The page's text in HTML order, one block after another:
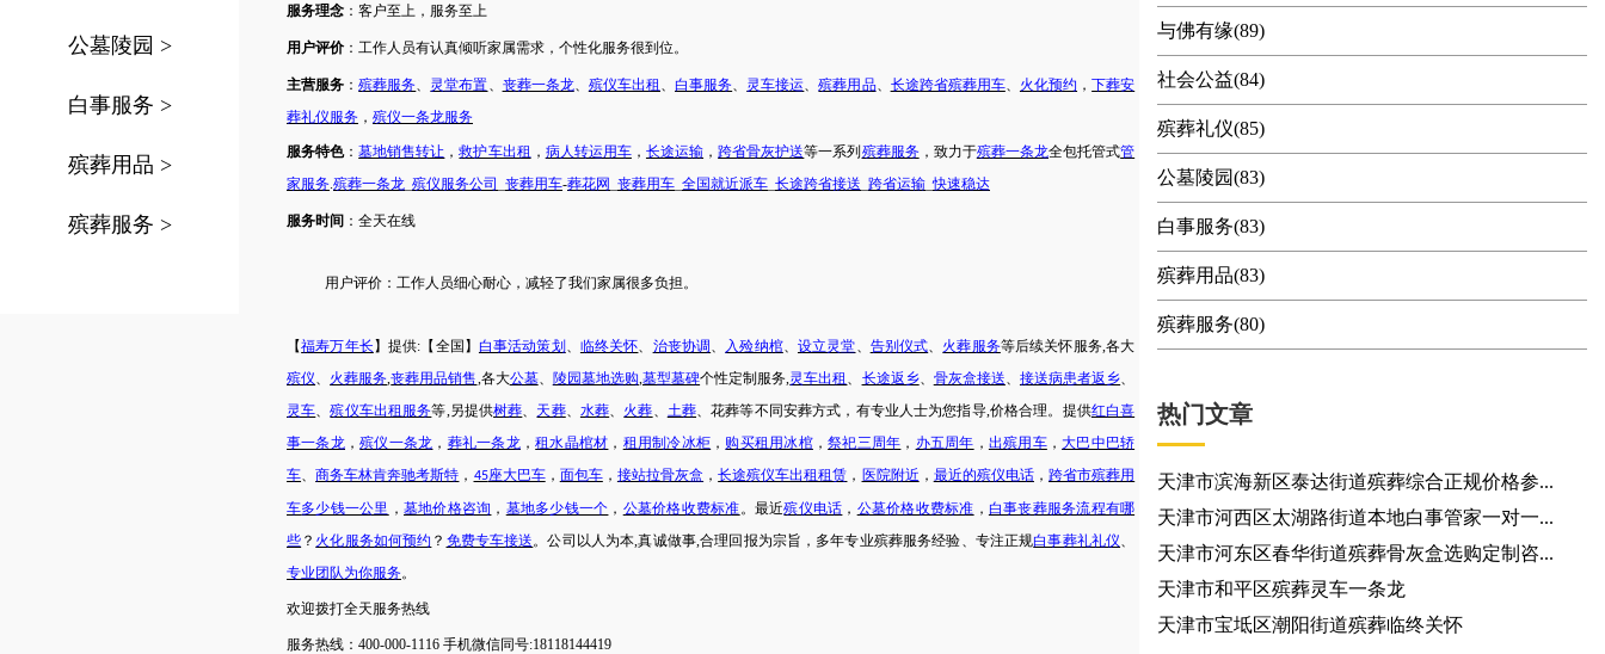
公墓陵园 >
白事服务 >
殡葬用品 >
殡葬服务 >
服务理念 ：客户至上，服务至上
用户评价：工作人员有认真倾听家属需求，个性化服务很到位。
主营服务 ：殡葬服务 灵堂布置 丧葬一条龙、 殡仪车出租 、白事服务 灵车接运 、殡葬用品、 长途跨省殡葬用车、 火化预约 ，下葬安
葬礼仪服务 ， 殡仪一条龙服务
服务特色：墓地销售转让 ，救护车出租 ， 病人转运用车， 长途运输 ，跨省骨灰护送等一系列殡葬服务，致力于殡葬一条龙全包托管式管
家服务 殡葬一条龙 殡仪服务公司 丧葬用车-葬花网 丧葬用车 全国就近派车 长途跨省接送 跨省运输 _快速稳达
服务时间 ： 全天在线
用户评价： 工作人员细心耐心，减轻了我们家属很多负担。
【福寿万年长】提供:【全国】 白事活动策划 临终关怀 治丧协调 入殓纳棺、 设立灵堂 告别仪式 火葬服务等后续关怀服务,各大
殡仪
火葬服务 ,丧葬用品销售 ,各大公墓、 陵园墓地选购 墓型墓碑个性定制服务 灵车出租 长途返乡、 骨灰盒接送 接送病患者返乡
灵车 、殡仪车出租服务等 ,另提供树葬 天葬、 水葬 火葬 土葬 、花葬等不同安葬方式，有专业人士为您指导,价格合理。提供红白喜
事一条龙，殡仪一条龙 ， 葬礼一条龙，租水晶棺材 ， 租用制冷冰柜 ， 购买租用冰棺，祭祀三周年 ， 办五周年 ， 出殡用车，大巴中巴轿
车 、商务车林肯奔驰考斯特 ， 45座大巴车， 面包车， 接站拉骨灰盒 ，长途殡仪车出租租赁 ， 医院附近 ， 最近的殡仪电话， 跨省市殡葬用
车多少钱一公里 ， 墓地价格咨询 ， 墓地多少钱一个 ， 公墓价格收费标准 。最近殡仪电话 ， 公墓价格收费标准 ， 白事丧葬服务流程有哪
些 ？ 火化服务如何预约 ？ 免费专车接送 。公司以人为本 ,真诚做事,合理回报为宗旨，多年专业殡葬服务经验、专注正规白事葬礼礼仪
专业团队为你服务。
欢迎拨打全天服务热线
服务热线： 400-000-1116 手机微信同号:18118144419
与佛有缘(89)
社会公益(84)
殡葬礼仪(85)
公墓陵园(83)
白事服务(83)
殡葬用品(83)
殡葬服务(80)
热门文章
天津市滨海新区泰达街道殡葬综合正规价格参...
天津市河西区太湖路街道本地白事管家一对一...
天津市河东区春华街道殡葬骨灰盒选购定制咨...
天津市和平区殡葬灵车一条龙
天津市宝坻区潮阳街道殡葬临终关怀